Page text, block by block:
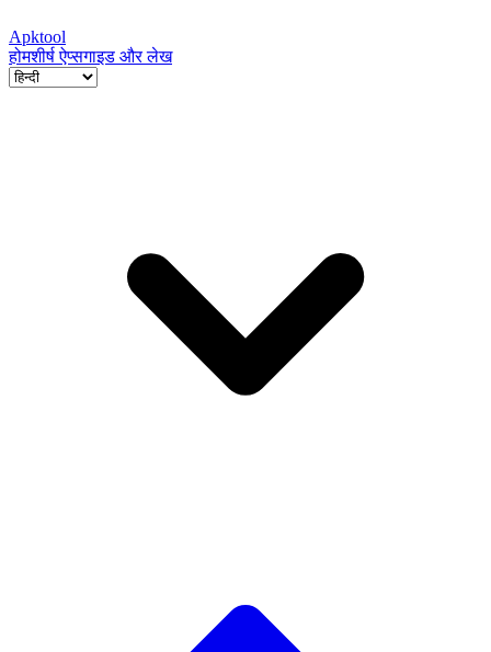
Apktool
होमशीर्ष ऐप्सगाइड और लेख